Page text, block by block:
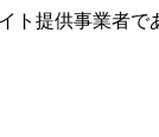
ト提供事業者